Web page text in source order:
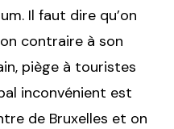
Il faut dire qu’on
contraire à son
piège à touristes
inconvénient est
de Bruxelles et on